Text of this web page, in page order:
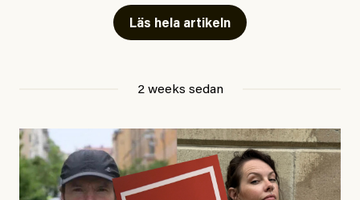
Läs hela artikeln
2 weeks sedan